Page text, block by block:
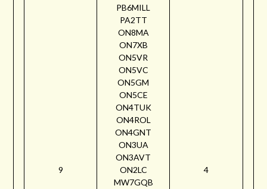
9
PB6MILL
PA2TT
ON8MA
ON7XB
ON5VR
ON5VC
ON5GM
ON5CE
ON4TUK
ON4ROL
ON4GNT
ON3UA
ON3AVT
ON2LC
MW7GQB
4